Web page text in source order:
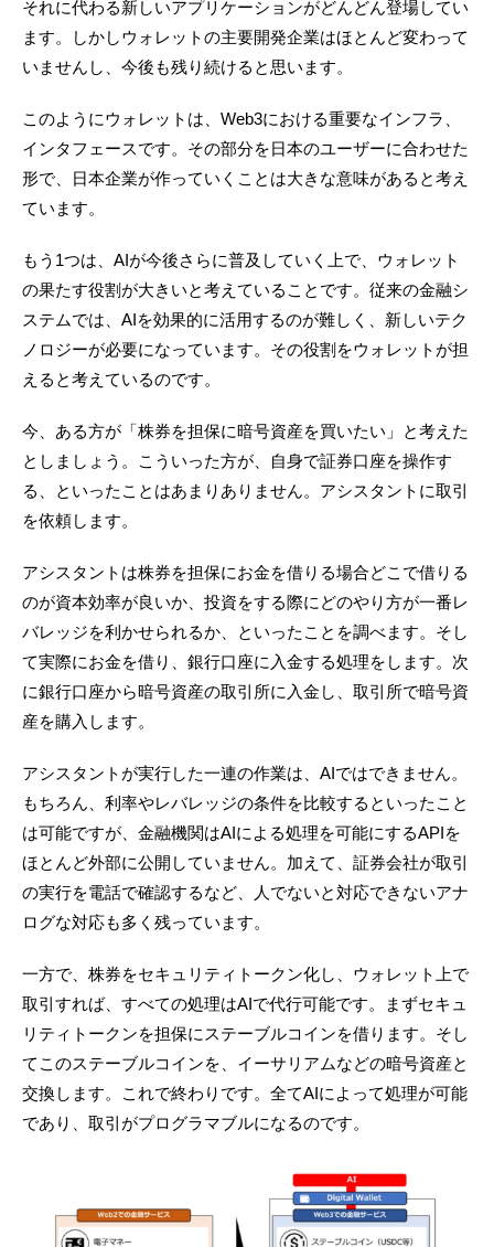
それに代わる新しいアプリケーションがどんどん登場してい
ます。しかしウォレットの主要開発企業はほとんど変わって
いませんし、今後も残り続けると思います。
このようにウォレットは、Web3における重要なインフラ、
インタフェースです。その部分を日本のユーザーに合わせた
形で、日本企業が作っていくことは大きな意味があると考え
ています。
もう1つは、AIが今後さらに普及していく上で、ウォレット
の果たす役割が大きいと考えていることです。従来の金融シ
ステムでは、AIを効果的に活用するのが難しく、新しいテク
ノロジーが必要になっています。その役割をウォレットが担
えると考えているのです。
今、ある方が「株券を担保に暗号資産を買いたい」と考えた
としましょう。こういった方が、自身で証券口座を操作す
る、といったことはあまりありません。アシスタントに取引
を依頼します。
アシスタントは株券を担保にお金を借りる場合どこで借りる
のが資本効率が良いか、投資をする際にどのやり方が一番レ
バレッジを利かせられるか、といったことを調べます。そし
て実際にお金を借り、銀行口座に入金する処理をします。次
に銀行口座から暗号資産の取引所に入金し、取引所で暗号資
産を購入します。
アシスタントが実行した一連の作業は、AIではできません。
もちろん、利率やレバレッジの条件を比較するといったこと
は可能ですが、金融機関はAIによる処理を可能にするAPIを
ほとんど外部に公開していません。加えて、証券会社が取引
の実行を電話で確認するなど、人でないと対応できないアナ
ログな対応も多く残っています。
一方で、株券をセキュリティトークン化し、ウォレット上で
取引すれば、すべての処理はAIで代行可能です。まずセキュ
リティトークンを担保にステーブルコインを借ります。そし
てこのステーブルコインを、イーサリアムなどの暗号資産と
交換します。これで終わりです。全てAIによって処理が可能
であり、取引がプログラマブルになるのです。